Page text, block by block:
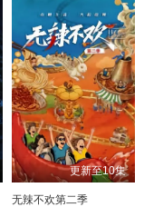
更新至10集
无辣不欢第二季